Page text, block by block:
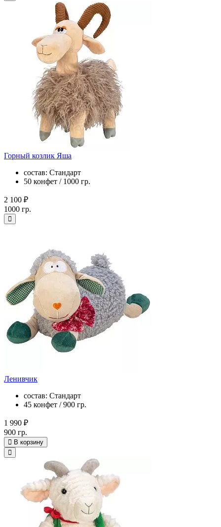
Горный козлик Яша
состав: Стандарт
50 конфет / 1000 гр.
2 100 ₽
1000 гр.
Ленивчик
состав: Стандарт
45 конфет / 900 гр.
1 990 ₽
900 гр.
В корзину